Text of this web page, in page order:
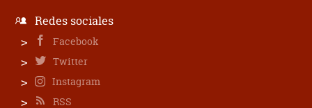
Redes sociales
Facebook
Twitter
Instagram
RSS